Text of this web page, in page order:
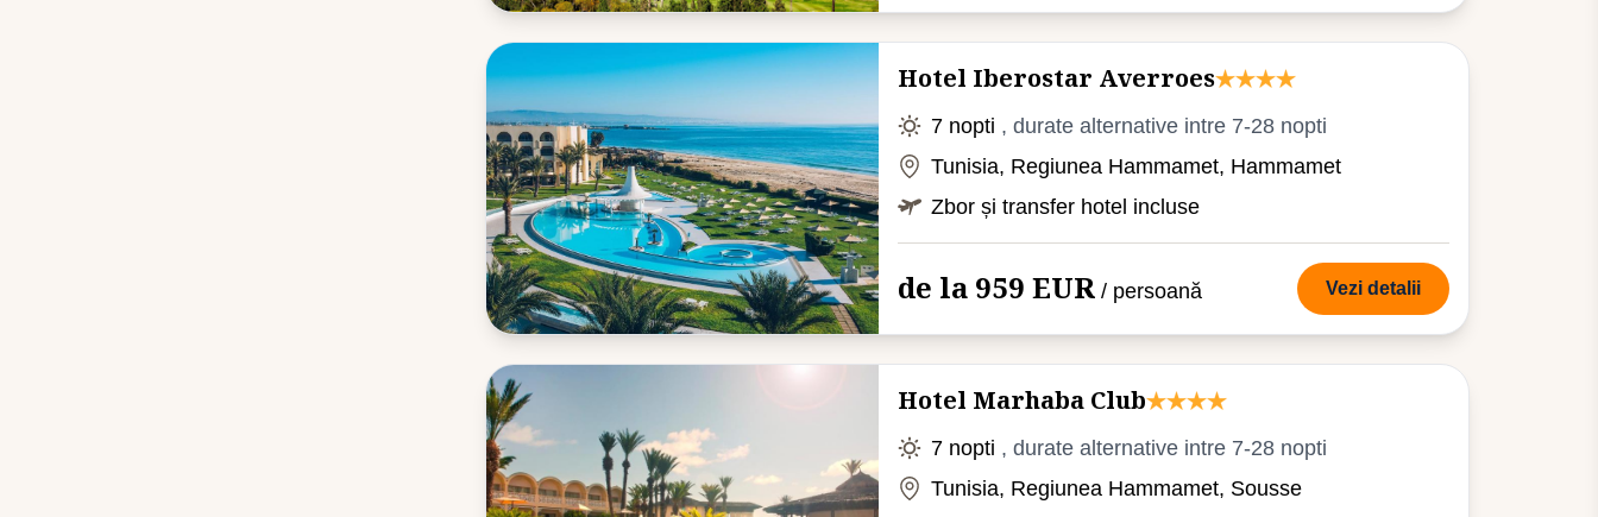
Hotel Iberostar Averroes
7 nopti , durate alternative intre 7-28 nopti
Tunisia, Regiunea Hammamet, Hammamet
Zbor și transfer hotel incluse
de la 959 EUR / persoană Vezi detalii
Hotel Marhaba Club
7 nopti , durate alternative intre 7-28 nopti
Tunisia, Regiunea Hammamet, Sousse